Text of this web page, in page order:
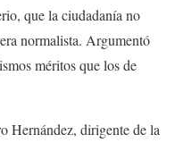
que la ciudadanía no
normalista. Argumentó
méritos que los de
Hernández, dirigente de la